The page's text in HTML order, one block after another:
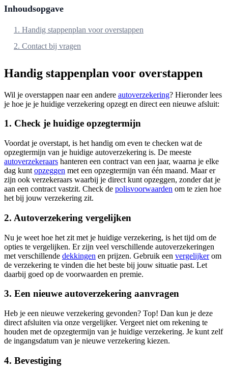
Inhoudsopgave
1. Handig stappenplan voor overstappen
2. Contact bij vragen
Handig stappenplan voor overstappen
Wil je overstappen naar een andere autoverzekering? Hieronder lees
je hoe je je huidige verzekering opzegt en direct een nieuwe afsluit:
1. Check je huidige opzegtermijn
Voordat je overstapt, is het handig om even te checken wat de
opzegtermijn van je huidige autoverzekering is. De meeste
autoverzekeraars hanteren een contract van een jaar, waarna je elke
dag kunt opzeggen met een opzegtermijn van één maand. Maar er
zijn ook verzekeraars waarbij je direct kunt opzeggen, zonder dat je
aan een contract vastzit. Check de polisvoorwaarden om te zien hoe
het bij jouw verzekering zit.
2. Autoverzekering vergelijken
Nu je weet hoe het zit met je huidige verzekering, is het tijd om de
opties te vergelijken. Er zijn veel verschillende autoverzekeringen
met verschillende dekkingen en prijzen. Gebruik een vergelijkerom
de verzekering te vinden die het beste bij jouw situatie past. Let
daarbij goed op de voorwaarden en premie.
3. Een nieuwe autoverzekering aanvragen
Heb je een nieuwe verzekering gevonden? Top! Dan kun je deze
direct afsluiten via onze vergelijker. Vergeet niet om rekening te
houden met de opzegtermijn van je huidige verzekering. Je kunt zelf
de ingangsdatum van je nieuwe verzekering kiezen.
4. Bevestiging